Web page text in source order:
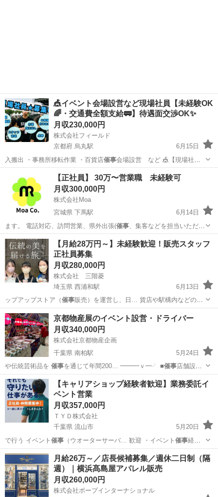
🎪イベント会場設営など現場社員【未経験OK
🌈・交通費全額支給🚃】待遇面交渉OK✨
月収230,000円
株式会社フィールド
京都府 烏丸駅
6月15日
入搬出 ・事務所移転作業 ・百貨店催事会場設営 など 🎪【現場社員
の仕…
烏丸駅 その他 社員
【正社員】 30万〜営業職 未経験可
月収300,000円
株式会社Moa
宮城県 下馬駅
6月14日
ます。 電話対応、訪問営業、県外出張(催事、集客などを担当いただき
ます。 簡単な…
宮城 多賀城市 下馬駅 代理店営業 業務
【月給28万円～】未経験歓迎！販売スタッフ
正社員募集
月収280,000円
株式会社 三階菱
埼玉県 西浦和駅
6月13日
ップアップストア（催事販売）を運営し、日… 貨店や駅構内などの催
事会場で、有田焼・波… 入、搬出作業 ・催事運営業務 慣… 日の流
れ】催事 会場へ開店10～2… 閉店作業催事最終日は1～2時間…
埼玉 さいたま市 西浦和駅 その他
京都物産展のイベント設営・ドライバー
月収340,000円
株式会社京都物産企画
千葉県 南柏駅
5月24日
や伝統芸術品を 催事を通じて年間200… ━━━ｖ━╯ ■催事店舗設営
の資材を配… の名産品の物産店の催事会場設営 ※商品… 布をはるな
ど ■催事 終了後の荷物撤去・… 心です。 各催事は2週間程度で全国…
千葉 流山市 南柏駅 ドライバー 催事
【キャリアショップ経験者歓迎】業務委託イ
ベント営業
月収357,000円
ＴＹＤ株式会社
千葉県 流山市
5月20日
で行う イベント 催事（ウオーターサーバ… 歓迎 ・イベント 催事経験
※大歓迎 ・…
千葉 流山市 販売
月給26万～／店長候補募集／週休二日制（隔
週）｜横浜髙島屋アパレル販売
月収260,000円
株式会社ポープインターナショナル